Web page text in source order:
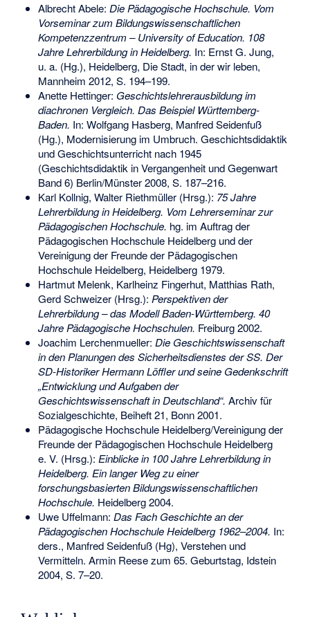
Albrecht Abele: Die Pädagogische Hochschule. Vom
Vorseminar zum Bildungswissenschaftlichen
Kompetenzzentrum – University of Education. 108
Jahre Lehrerbildung in Heidelberg. In: Ernst G. Jung,
u. a. (Hg.), Heidelberg, Die Stadt, in der wir leben,
Mannheim 2012, S. 194–199.
Anette Hettinger: Geschichtslehrerausbildung im
diachronen Vergleich. Das Beispiel Württemberg-
Baden. In: Wolfgang Hasberg, Manfred Seidenfuß
(Hg.), Modernisierung im Umbruch. Geschichtsdidaktik
und Geschichtsunterricht nach 1945
(Geschichtsdidaktik in Vergangenheit und Gegenwart
Band 6) Berlin/Münster 2008, S. 187–216.
Karl Kollnig, Walter Riethmüller (Hrsg.): 75 Jahre
Lehrerbildung in Heidelberg. Vom Lehrerseminar zur
Pädagogischen Hochschule. hg. im Auftrag der
Pädagogischen Hochschule Heidelberg und der
Vereinigung der Freunde der Pädagogischen
Hochschule Heidelberg, Heidelberg 1979.
Hartmut Melenk, Karlheinz Fingerhut, Matthias Rath,
Gerd Schweizer (Hrsg.): Perspektiven der
Lehrerbildung – das Modell Baden-Württemberg. 40
Jahre Pädagogische Hochschulen. Freiburg 2002.
Joachim Lerchenmueller: Die Geschichtswissenschaft
in den Planungen des Sicherheitsdienstes der SS. Der
SD-Historiker Hermann Löffler und seine Gedenkschrift
„Entwicklung und Aufgaben der
Geschichtswissenschaft in Deutschland“. Archiv für
Sozialgeschichte, Beiheft 21, Bonn 2001.
Pädagogische Hochschule Heidelberg/Vereinigung der
Freunde der Pädagogischen Hochschule Heidelberg
e. V. (Hrsg.): Einblicke in 100 Jahre Lehrerbildung in
Heidelberg. Ein langer Weg zu einer
forschungsbasierten Bildungswissenschaftlichen
Hochschule. Heidelberg 2004.
Uwe Uffelmann: Das Fach Geschichte an der
Pädagogischen Hochschule Heidelberg 1962–2004. In:
ders., Manfred Seidenfuß (Hg), Verstehen und
Vermitteln. Armin Reese zum 65. Geburtstag, Idstein
2004, S. 7–20.